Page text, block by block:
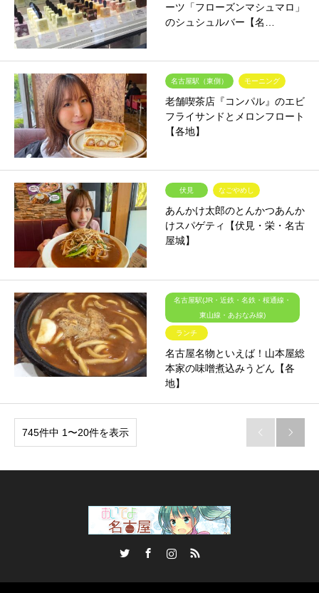
ーツ「フローズンマシュマロ」
のシュシュルバー【名…
名古屋駅（東側） モーニング
老舗喫茶店『コンパル』のエビ
フライサンドとメロンフロート
【各地】
伏見 なごやめし
あんかけ太郎のとんかつあんか
けスパゲティ【伏見・栄・名古
屋城】
名古屋駅(JR・近鉄・名鉄・桜通線・
東山線・あおなみ線)
ランチ
名古屋名物といえば！山本屋総
本家の味噌煮込みうどん【各
地】
745件中 1〜20件を表示  
RSS